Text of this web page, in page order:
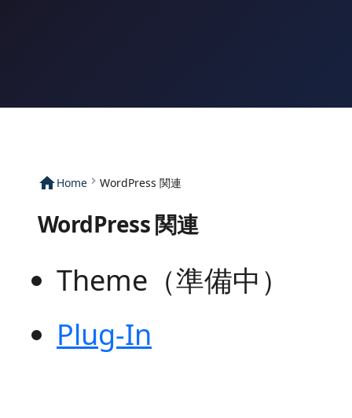
homeHome chevron_right WordPress 関連
WordPress 関連
Theme（準備中）
Plug-In